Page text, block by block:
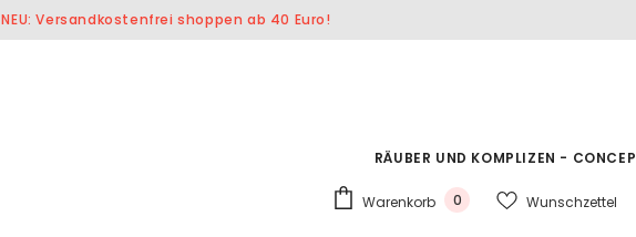
NEU: Versandkostenfrei shoppen ab 40 Euro!
RÄUBER UND KOMPLIZEN -
Warenkorb 0 Wunschzettel